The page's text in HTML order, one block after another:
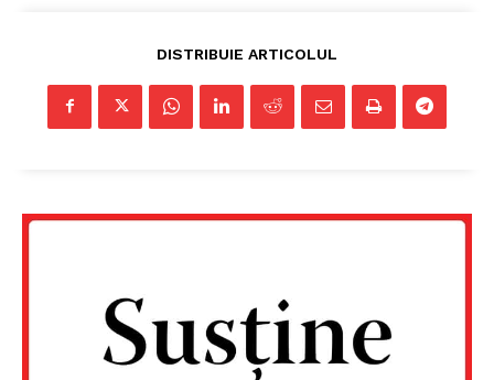
PRESShub
Despre noi / Echipa
DISTRIBUIE ARTICOLUL